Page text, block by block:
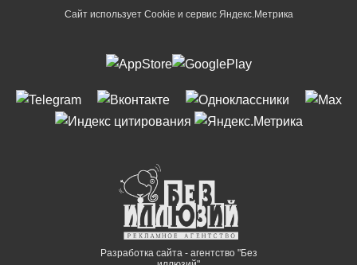
Сайт использует Cookie и сервиc Яндекс.Метрика
Разработка сайта - агентство "Без